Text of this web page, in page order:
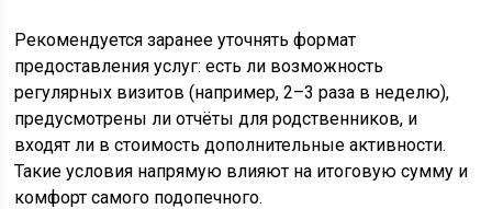
Рекомендуется заранее уточнять формат
предоставления услуг: есть ли возможность
регулярных визитов (например, 2–3 раза в неделю),
предусмотрены ли отчёты для родственников, и
входят ли в стоимость дополнительные активности.
Такие условия напрямую влияют на итоговую сумму и
комфорт самого подопечного.